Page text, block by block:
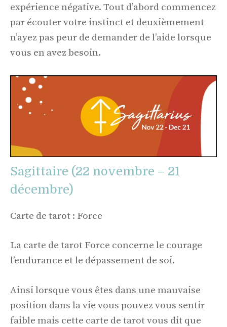
expérience négative. Tout d’abord commencez
par écouter votre instinct et deuxièmement
n’ayez pas peur de demander de l’aide lorsque
vous en avez besoin.
Sagittaire (22 novembre – 21
décembre)
Carte de tarot : Force
La carte de tarot Force concerne le courage
l’endurance et le dépassement de soi.
Ainsi lorsque vous êtes dans une mauvaise
position dans la vie vous pouvez vous sentir
faible mais cette carte de tarot vous dit que